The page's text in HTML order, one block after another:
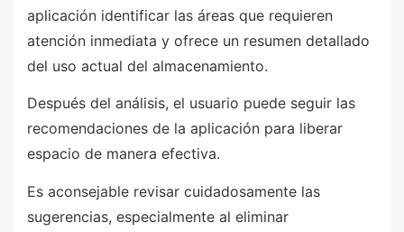
aplicación identificar las áreas que requieren
atención inmediata y ofrece un resumen detallado
del uso actual del almacenamiento.
Después del análisis, el usuario puede seguir las
recomendaciones de la aplicación para liberar
espacio de manera efectiva.
Es aconsejable revisar cuidadosamente las
sugerencias, especialmente al eliminar